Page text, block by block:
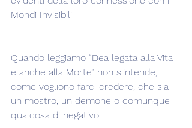
Mondi Invisibili.
Quando leggiamo “Dea legata alla Vita
e anche alla Morte” non s'intende,
come vogliono farci credere, che sia
un mostro, un demone o comunque
qualcosa di negativo.